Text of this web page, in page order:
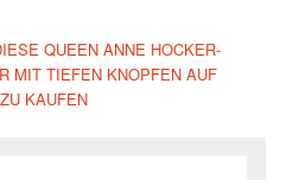
QUEEN ANNE HOCKER-
MIT TIEFEN KNOPFEN AUF
KAUFEN